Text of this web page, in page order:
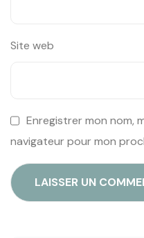
Site web
Enregistrer mon nom,
navigateur pour mon